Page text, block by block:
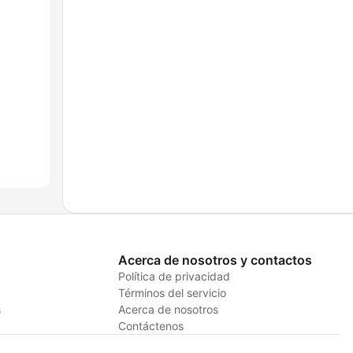
Acerca de nosotros y contactos
Política de privacidad
Términos del servicio
Acerca de nosotros
Contáctenos